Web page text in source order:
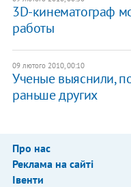
3D-кинематограф
работы
09 лютого 2010, 00:10
Ученые выяснили,
раньше других
Про нас
Реклама на сайті
Івенти